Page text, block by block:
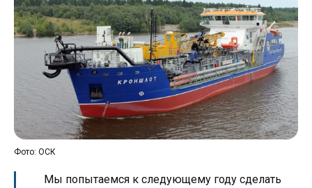
Фото: ОСК
Мы попытаемся к следующему году сделать